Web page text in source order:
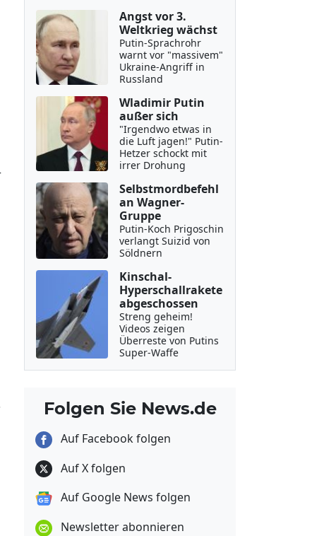
Angst vor 3.
Weltkrieg wächst
Putin-Sprachrohr
warnt vor "massivem"
Ukraine-Angriff in
Russland
Wladimir Putin
außer sich
"Irgendwo etwas in
die Luft jagen!" Putin-
Hetzer schockt mit
irrer Drohung
Selbstmordbefehl
an Wagner-
Gruppe
Putin-Koch Prigoschin
verlangt Suizid von
Söldnern
Kinschal-
Hyperschallrakete
abgeschossen
Streng geheim!
Videos zeigen
Überreste von Putins
Super-Waffe
Folgen Sie News.de
Auf Facebook folgen
Auf X folgen
Auf Google News folgen
Newsletter abonnieren